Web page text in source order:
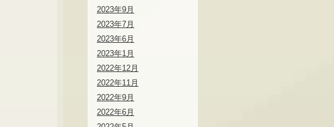
2023年9月
2023年7月
2023年6月
2023年1月
2022年12月
2022年11月
2022年9月
2022年6月